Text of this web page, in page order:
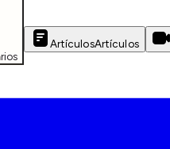
ArtículosArtículos